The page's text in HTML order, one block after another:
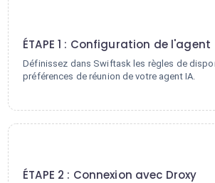
ÉTAPE 1 : Configuration de l'agent
Définissez dans Swiftask les règles de
préférences de réunion de votre agent IA.
ÉTAPE 2 : Connexion avec Droxy